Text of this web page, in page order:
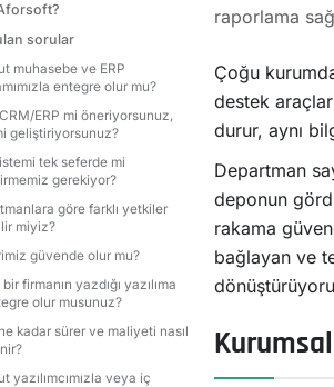
sorular
muhasebe ve ERP
entegre olur mu?
ERP mi öneriyorsunuz,
geliştiriyorsunuz?
tek seferde mi
gerekiyor?
göre farklı yetkiler
miyiz?
güvende olur mu?
firmanın yazdığı yazılıma
olur musunuz?
kadar sürer ve maliyeti nasıl
yazılımcımızla veya iç
raporlama
Çoğu
destek
durur, aynı
Departman
deponun
rakama
bağlayan ve